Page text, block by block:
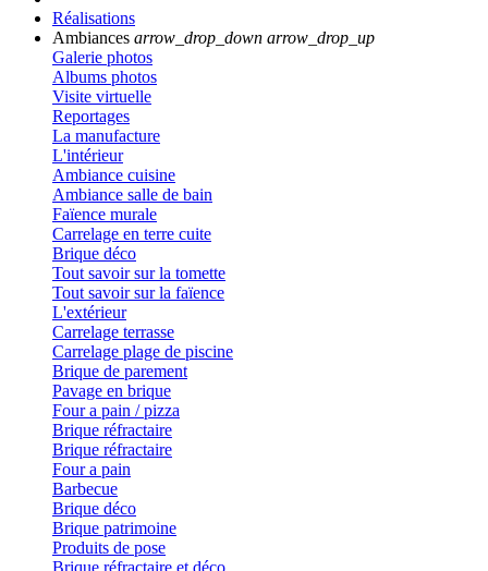
Réalisations
Ambiances arrow_drop_down arrow_drop_up
Galerie photos
Albums photos
Visite virtuelle
Reportages
La manufacture
L'intérieur
Ambiance cuisine
Ambiance salle de bain
Faïence murale
Carrelage en terre cuite
Brique déco
Tout savoir sur la tomette
Tout savoir sur la faïence
L'extérieur
Carrelage terrasse
Carrelage plage de piscine
Brique de parement
Pavage en brique
Four a pain / pizza
Brique réfractaire
Brique réfractaire
Four a pain
Barbecue
Brique déco
Brique patrimoine
Produits de pose
Brique réfractaire et déco